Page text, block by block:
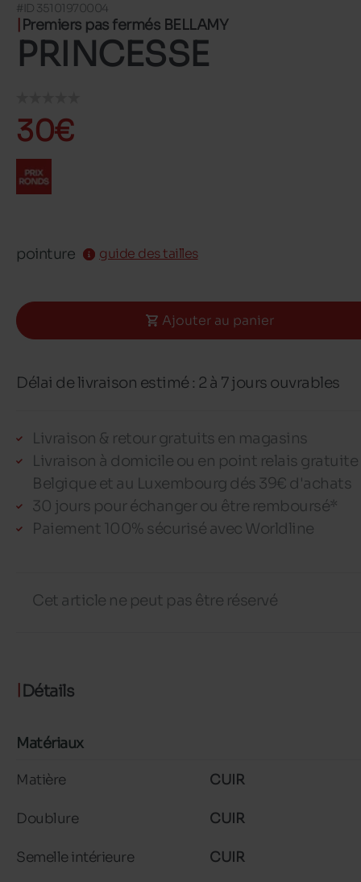
#ID 35101970004
Premiers pas fermés BELLAMY
PRINCESSE
30€
pointure guide des tailles
Ajouter au panier
Délai de livraison estimé : 2 à 7 jours ouvrables
Livraison & retour gratuits en magasins
Livraison à domicile ou en point relais gratuite
Belgique et au Luxembourg dés 39€ d'achats
30 jours pour échanger ou être remboursé*
Paiement 100% sécurisé avec Worldline
Cet article ne peut pas être réservé
Détails
Matériaux
Matière CUIR
Doublure CUIR
Semelle intérieure CUIR